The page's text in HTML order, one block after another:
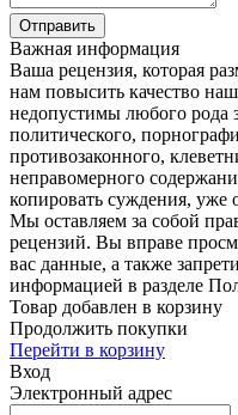
Отправить
Важная информация
Ваша рецензия, которая
нам повысить качество
недопустимы любого рода
политического,
противозаконного,
неправомерного
копировать суждения, уже
Мы оставляем за собой
рецензий. Вы вправе
вас данные, а также
информацией в разделе
Товар добавлен в корзину
Продолжить покупки
Перейти в корзину
Вход
Электронный адрес